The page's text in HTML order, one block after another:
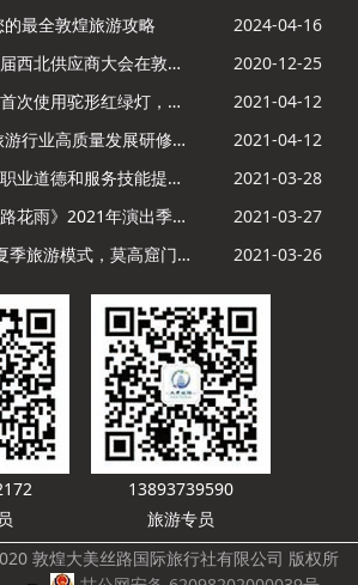
最全敦煌旅游攻略
2024-04-16
敦煌市旅行社协会首届西北供应商大会在敦煌召开
2020-12-25
鸣沙山月牙泉景区：首次使用驼形红绿灯，骆驼“看驼灯绿了”走起来
2021-04-12
酒泉市2021年文化旅游行业高质量发展研修提升培训班敦煌分训点开班
2021-04-12
敦煌市文化旅游行业职业道德和服务技能提升导游专项培训成功举办
2021-03-28
关于大型情景剧《丝路花雨》2021年演出季开演的通知
2021-03-27
4月起，敦煌市进入夏季旅游模式，莫高窟门票价格调整
2021-03-26
13893739590
旅游专员
敦煌大美丝路国际旅行社有限公司 版权所